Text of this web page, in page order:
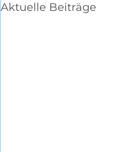
Aktuelle Beiträge